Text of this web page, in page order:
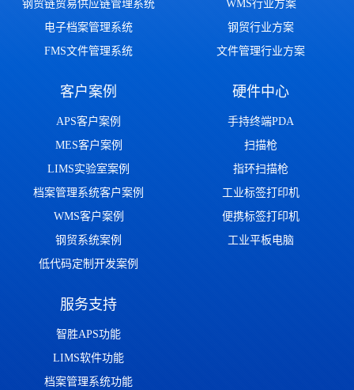
钢贸链贸易供应链管理系统
电子档案管理系统
FMS文件管理系统
WMS行业方案
钢贸行业方案
文件管理行业方案
客户案例
APS客户案例
MES客户案例
LIMS实验室案例
档案管理系统客户案例
WMS客户案例
钢贸系统案例
低代码定制开发案例
硬件中心
手持终端PDA
扫描枪
指环扫描枪
工业标签打印机
便携标签打印机
工业平板电脑
服务支持
智胜APS功能
LIMS软件功能
档案管理系统功能